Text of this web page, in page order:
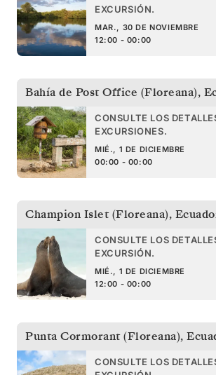
EXCURSIÓN.
MAR., 30 DE NOVIEMBRE
12:00 - 00:00
Bahía de Post Office (Floreana),
CONSULTE LOS
EXCURSIONES.
MIÉ., 1 DE DICIEMBRE
00:00 - 00:00
Champion Islet (Floreana),
CONSULTE LOS
EXCURSIÓN.
MIÉ., 1 DE DICIEMBRE
12:00 - 00:00
Punta Cormorant (Floreana),
CONSULTE LOS